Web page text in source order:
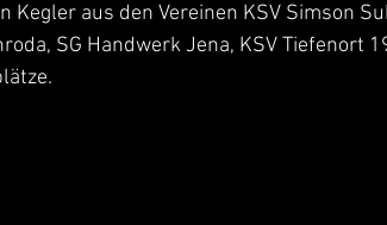
aus den Vereinen KSV Simson
SG Handwerk Jena, KSV Tiefenort